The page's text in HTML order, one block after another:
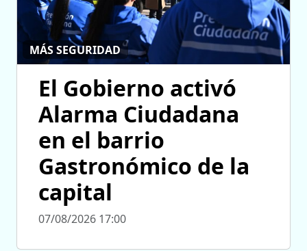
MÁS SEGURIDAD
El Gobierno activó
Alarma Ciudadana
en el barrio
Gastronómico de la
capital
07/08/2026 17:00